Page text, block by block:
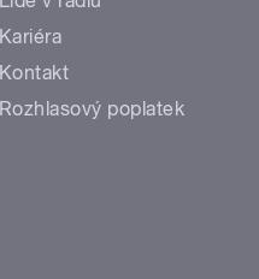
Kariéra
Kontakt
Rozhlasový poplatek